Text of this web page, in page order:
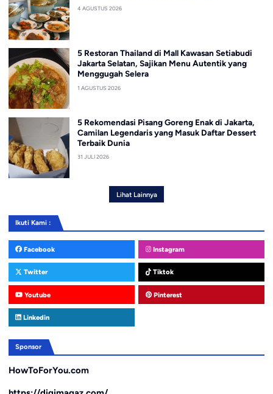
4 AGUSTUS 2026
5 Restoran Thailand di Mall Kawasan Setiabudi
Jakarta Selatan, Sajikan Menu Autentik yang
Menggugah Selera
1 AGUSTUS 2026
5 Rekomendasi Pisang Goreng Enak di Jakarta,
Camilan Legendaris yang Masuk Daftar Dessert
Terbaik Dunia
31 JULI 2026
Lihat Lainnya
Ikuti Kami :
Facebook Instagram
Twitter Tiktok
Youtube Pinterest
Linkedin
Sponsor
HowToForYou.com